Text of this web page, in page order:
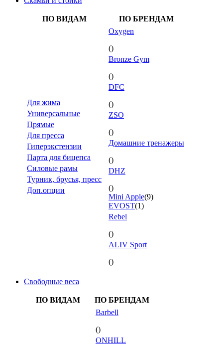
ПО ВИДАМ ПО БРЕНДАМ
Для жима
Универсальные
Прямые
Для пресса
Гиперэкстензии
Парта для бицепса
Силовые рамы
Турник, брусья, пресс
Доп.опции
Oxygen
()
Bronze Gym
()
DFC
()
ZSO
()
Домашние тренажеры
()
DHZ
()
Mini Apple(9)
EVOST(1)
Rebel
()
ALIV Sport
()
Свободные веса
ПО ВИДАМ ПО БРЕНДАМ
Barbell
()
ONHILL